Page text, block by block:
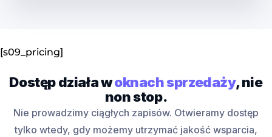
[s09_pricing]
Dostęp działa woknach sprzedaży, nie
non stop.
Nie prowadzimy ciągłych zapisów. Otwieramy dostęp
tylko wtedy, gdy możemy utrzymać jakość wsparcia,